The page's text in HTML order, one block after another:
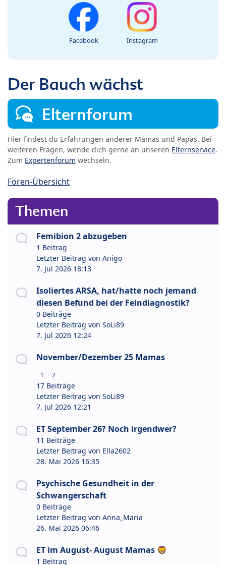
Facebook Instagram
Der Bauch wächst
Elternforum
Hier findest du Erfahrungen anderer Mamas und Papas. Bei
weiteren Fragen, wende dich gerne an unseren Elternservice.
Zum Expertenforum wechseln.
Foren-Übersicht
Themen
Femibion 2 abzugeben
1 Beitrag
Letzter Beitrag von Anigo
7. Jul 2026 18:13
Isoliertes ARSA, hat/hatte noch jemand
diesen Befund bei der Feindiagnostik?
0 Beiträge
Letzter Beitrag von SoLi89
7. Jul 2026 12:24
November/Dezember 25 Mamas
1 2
17 Beiträge
Letzter Beitrag von SoLi89
7. Jul 2026 12:21
ET September 26? Noch irgendwer?
11 Beiträge
Letzter Beitrag von Ella2602
28. Mai 2026 16:35
Psychische Gesundheit in der
Schwangerschaft
0 Beiträge
Letzter Beitrag von Anna_Maria
26. Mai 2026 06:46
ET im August- August Mamas 🦁
1 Beitrag